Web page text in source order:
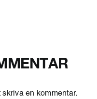
skriva en kommentar.